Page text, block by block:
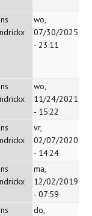
wo,
07/30/2025
- 23:11
wo,
11/24/2021
- 15:22
vr,
02/07/2020
- 14:24
ma,
12/02/2019
- 07:59
do,